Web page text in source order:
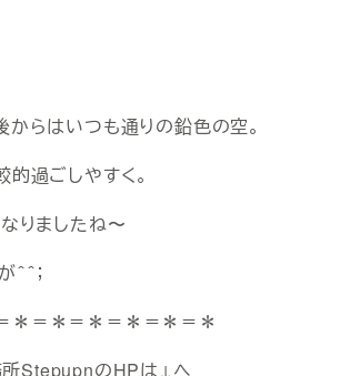
らはいつも通りの鉛色の空。
過ごしやすく。
りましたね〜
＾；
＊＝＊＝＊＝＊＝＊＝＊
所StepupnのHPは↓へ